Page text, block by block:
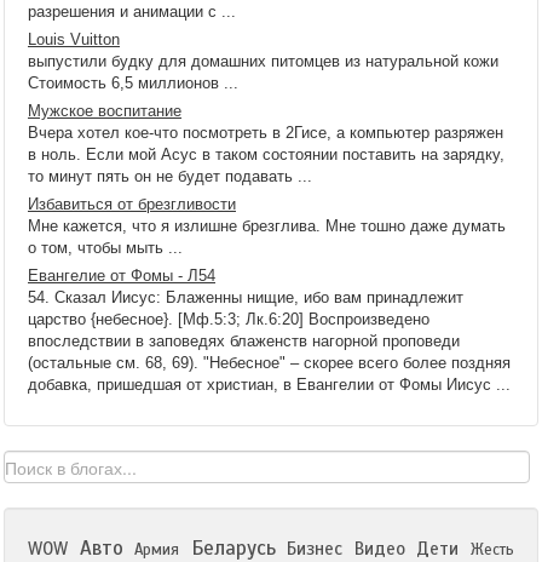
разрешения и анимации с ...
Louis Vuitton
выпустили будку для домашних питомцев из натуральной кожи
Стоимость 6,5 миллионов ...
Мужское воспитание
Вчера хотел кое-что посмотреть в 2Гисе, а компьютер разряжен
в ноль. Если мой Асус в таком состоянии поставить на зарядку,
то минут пять он не будет подавать ...
Избавиться от брезгливости
Мне кажется, что я излишне брезглива. Мне тошно даже думать
о том, чтобы мыть ...
Евангелие от Фомы - Л54
54. Сказал Иисус: Блаженны нищие, ибо вам принадлежит
царство {небесное}. [Мф.5:3; Лк.6:20] Воспроизведено
впоследствии в заповедях блаженств нагорной проповеди
(остальные см. 68, 69). "Небесное" – скорее всего более поздняя
добавка, пришедшая от христиан, в Евангелии от Фомы Иисус ...
WOW Авто Армия Беларусь Бизнес Видео Дети
Жесть